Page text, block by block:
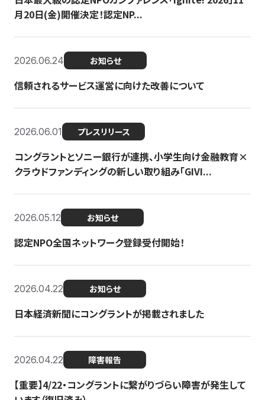
月20日(金)開催決定！認定NP...
2026.06.24 お知らせ
信頼されるサービス運営に向けた改善について
2026.06.01 プレスリリース
コングラントとソニー銀行が連携、小学生向け金融教育×
クラウドファンディングの新しい取り組み「GIVI...
2026.05.12 お知らせ
認定NPO全国ネットワーク登録受付開始！
2026.04.22 お知らせ
日本経済新聞にコングラントが掲載されました
2026.04.22 障害報告
【重要】4/22・コングラントに繋がりづらい障害が発生して